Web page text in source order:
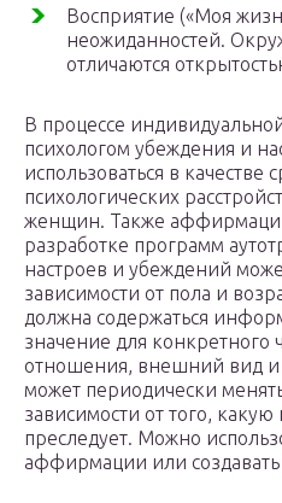
Восприятие («Моя
неожиданностей.
отличаются
В процессе
психологом убеждения и
использоваться в качестве
психологических
женщин. Также
разработке программ
настроев и убеждений
зависимости от пола и
должна содержаться
значение для конкретного
отношения, внешний вид и
может периодически
зависимости от того,
преследует. Можно
аффирмации или